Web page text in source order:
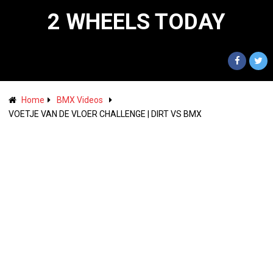
2 WHEELS TODAY
Home
BMX Videos
VOETJE VAN DE VLOER CHALLENGE | DIRT VS BMX